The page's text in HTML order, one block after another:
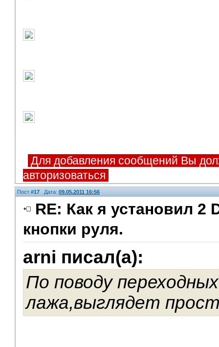
Для добавления сообщений Вы
авторизоваться
Пост #17 Дата: 09.05.2011 16:56
RE: Как я установил 2
кнопки руля.
arni писал(а):
По поводу
лажа,выглядет